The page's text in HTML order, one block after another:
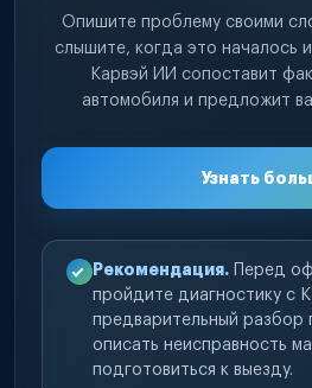
Опишите проблему своими
слышите, когда это началось
Карвэй ИИ сопоставит
автомобиля и предложит
Узнать
Рекомендация. Перед
пройдите диагностику с
предварительный разбор
описать неисправность
подготовиться к выезду.